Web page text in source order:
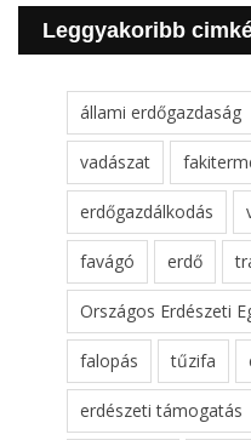
Leggyakoribb
állami erdőgazdaság
vadászat
erdőgazdálkodás
favágó erdő
Országos Erdészeti
falopás tűzifa
erdészeti támogatás